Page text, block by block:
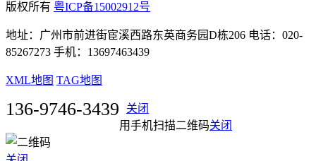
版权所有 粤ICP备15002912号
地址：广州市前进街宦溪西路东英商务园D栋206 电话：020-
85267273 手机：13697463439
XML地图 TAG地图
136-9746-3439
关闭
用手机扫描二维码关闭